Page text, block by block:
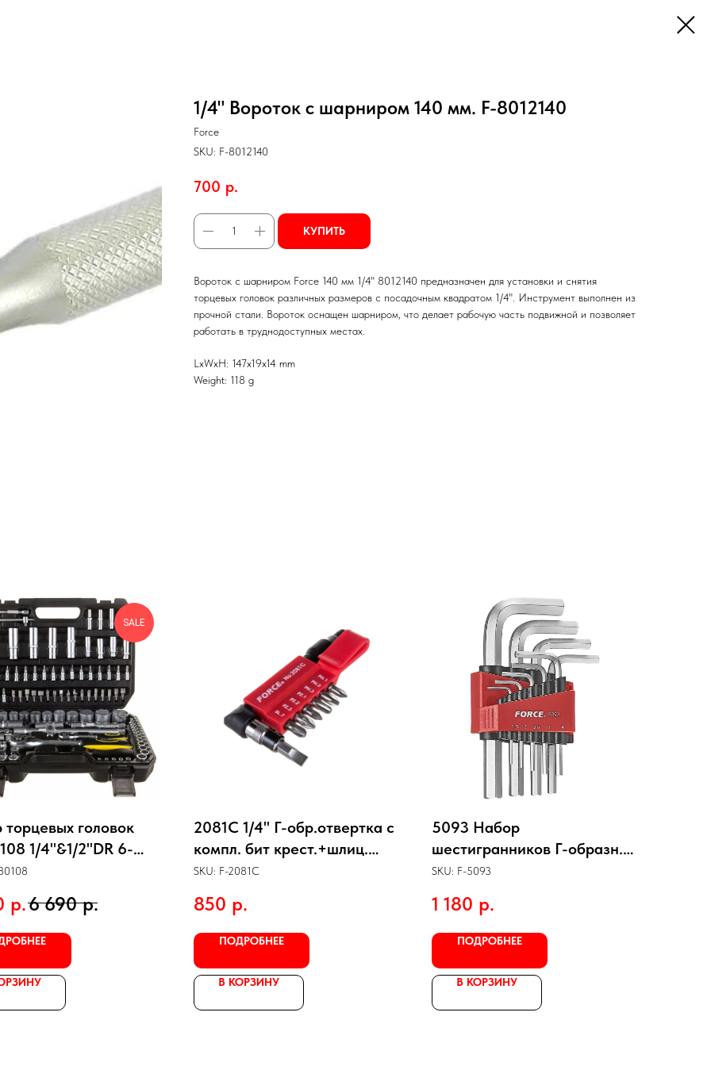
1/4" Вороток с шарниром 140 мм. F-8012140
Force
SKU: F-8012140
700 р.
КУПИТЬ
Вороток с шарниром Force 140 мм 1/4" 8012140 предназначен для установки и снятия
торцевых головок различных размеров с посадочным квадратом 1/4". Инструмент выполнен из
прочной стали. Вороток оснащен шарниром, что делает рабочую часть подвижной и позволяет
работать в труднодоступных местах.
LxWxH: 147x19x14 mm
Weight: 118 g
SALE
головок
1/4"&1/2"DR 6-
108 предметов
р.6 690 р.
2081C 1/4" Г-обр.отвертка с
компл. бит крест.+шлиц.
8пр.
SKU: F-2081C
850 р.
ПОДРОБНЕЕ
В КОРЗИНУ
5093 Набор
шестигранников Г-образн.
9пр.
SKU: F-5093
1 180 р.
ПОДРОБНЕЕ
В КОРЗИНУ